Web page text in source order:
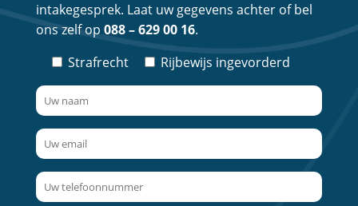
intakegesprek. Laat uw gegevens achter of bel
ons zelf op 088 – 629 00 16.
Strafrecht
Rijbewijs ingevorderd